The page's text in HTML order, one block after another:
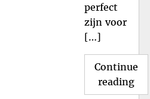
perfect
zijn voor
[…]
Continue
reading